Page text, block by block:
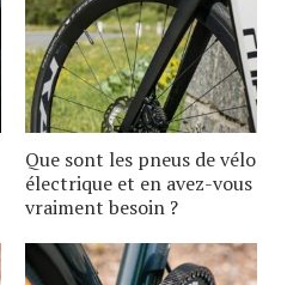
Que sont les pneus de vélo
électrique et en avez-vous
vraiment besoin ?